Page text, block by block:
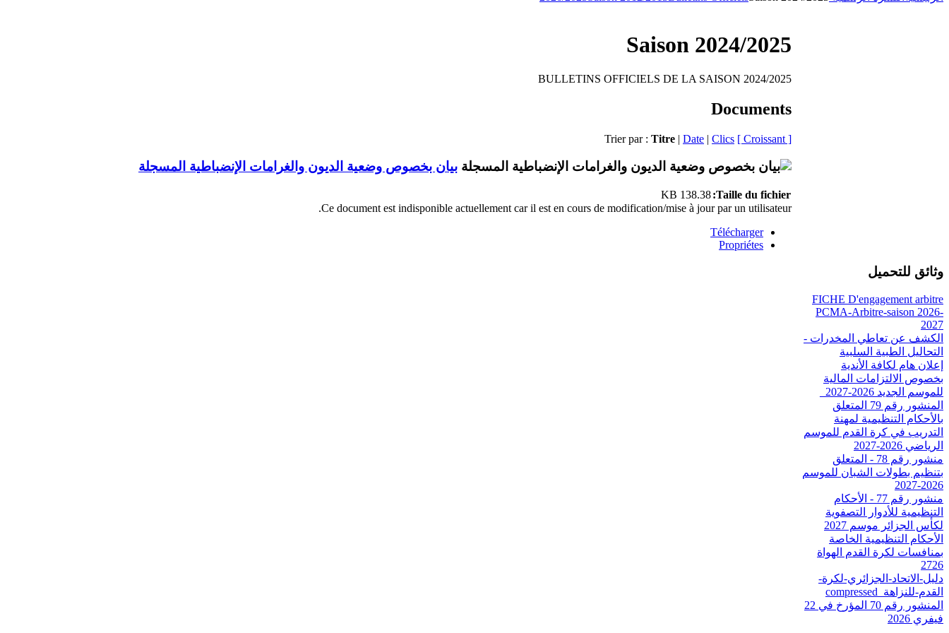
Saison 2024/2025
BULLETINS OFFICIELS DE LA SAISON 2024/2025
Documents
Trier par : Titre | Date | Clics [ Croissant ]
بيان بخصوص وضعية الديون والغرامات الإنضباطية المسجلة
Taille du fichier:
138.38 KB
Ce document est indisponible actuellement car il est en cours de modification/mise à jour par un utilisateur.
Télécharger
Propriétes
وثائق للتحميل
FICHE D'engagement arbitre
PCMA-Arbitre-saison 2026-
2027
الكشف عن تعاطي المخدرات -
التحاليل الطبية السلبية
إعلان هام لكافة الأندية
بخصوص الالتزامات المالية
للموسم الجديد 2026-2027_
المنشور رقم 79 المتعلق
بالأحكام التنظيمية لمهنة
التدريب في كرة القدم للموسم
الرياضي 2026-2027
منشور رقم 78 - المتعلق
بتنظيم بطولات الشبان للموسم
2026-2027
منشور رقم 77 - الأحكام
التنظيمية للأدوار التصفوية
لكأس الجزائر موسم 2027
الأحكام التنظيمية الخاصة
بمنافسات لكرة القدم الهواة
2726
دليل-الاتحاد-الجزائري-لكرة-
القدم-للنزاهة_compressed
المنشور رقم 70 المؤرخ في 22
فيفري 2026